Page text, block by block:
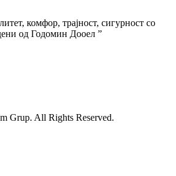
комфор, трајност, сигурност со
од Годомин Дооел ”
Grup. All Rights Reserved.